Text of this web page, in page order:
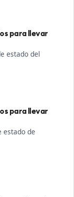
para llevar
estado del
para llevar
estado de